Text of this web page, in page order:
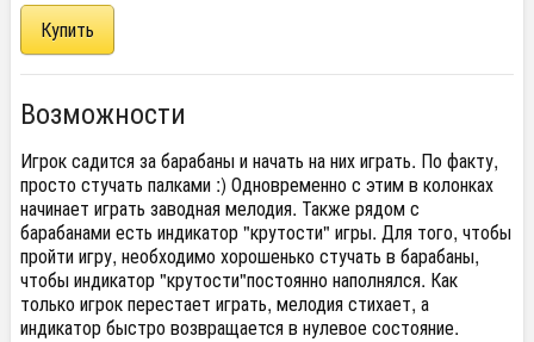
Возможности
Игрок садится за барабаны и начать на них играть. По факту,
просто стучать палками :) Одновременно с этим в колонках
начинает играть заводная мелодия. Также рядом с
барабанами есть индикатор "крутости" игры. Для того, чтобы
пройти игру, необходимо хорошенько стучать в барабаны,
чтобы индикатор "крутости"постоянно наполнялся. Как
только игрок перестает играть, мелодия стихает, а
индикатор быстро возвращается в нулевое состояние.